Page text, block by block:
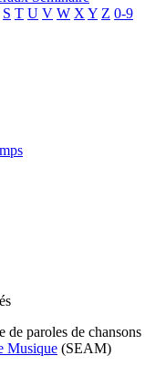
S T U V W X Y Z 0-9
de paroles de chansons
Musique (SEAM)